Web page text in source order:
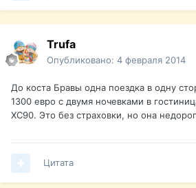
Trufa
Опубликовано: 4 февраля 2014
До коста Бравы одна поездка в одну
1300 евро с двумя ночевками в
XC90. Это без страховки, но она
Цитата